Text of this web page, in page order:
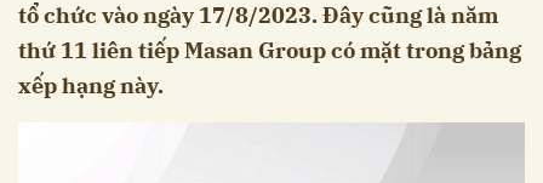
tổ chức vào ngày 17/8/2023. Đây cũng là năm
thứ 11 liên tiếp Masan Group có mặt trong bảng
xếp hạng này.